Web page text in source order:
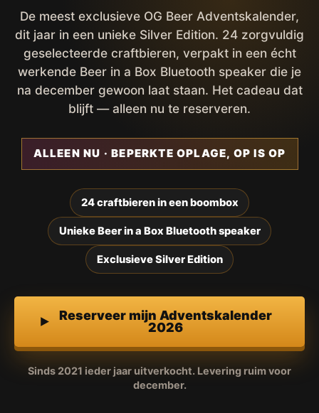
De meest exclusieve OG Beer Adventskalender,
dit jaar in een unieke Silver Edition. 24 zorgvuldig
geselecteerde craftbieren, verpakt in een écht
werkende Beer in a Box Bluetooth speaker die je
na december gewoon laat staan. Het cadeau dat
blijft — alleen nu te reserveren.
ALLEEN NU · BEPERKTE OPLAGE, OP IS OP
24 craftbieren in een boombox
Unieke Beer in a Box Bluetooth speaker
Exclusieve Silver Edition
Reserveer mijn Adventskalender
2026
Sinds 2021 ieder jaar uitverkocht. Levering ruim voor
december.